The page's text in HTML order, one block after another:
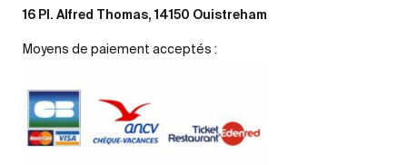
16 Pl. Alfred Thomas, 14150 Ouistreham
Moyens de paiement acceptés :